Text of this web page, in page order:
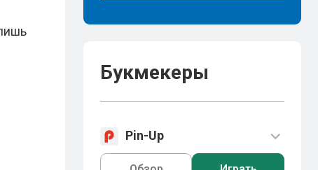
Букмекеры
Pin-Up